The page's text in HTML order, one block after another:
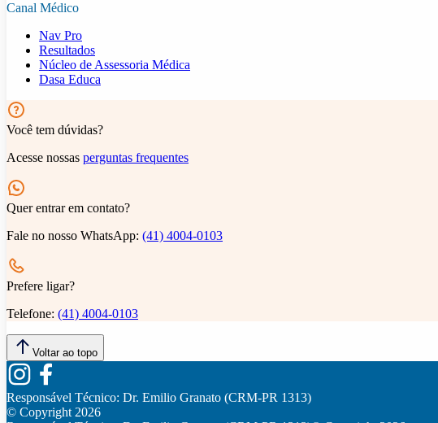
Canal Médico
Nav Pro
Resultados
Núcleo de Assessoria Médica
Dasa Educa
Você tem dúvidas?
Acesse nossas perguntas frequentes
Quer entrar em contato?
Fale no nosso WhatsApp: (41) 4004-0103
Prefere ligar?
Telefone: (41) 4004-0103
Voltar ao topo
Responsável Técnico: Dr. Emilio Granato (CRM-PR 1313)
© Copyright 2026